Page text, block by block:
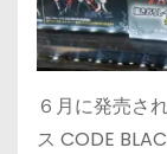
６月に発売さ
ス CODE